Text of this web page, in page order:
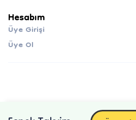
Hesabım
Üye Girişi
Üye Ol